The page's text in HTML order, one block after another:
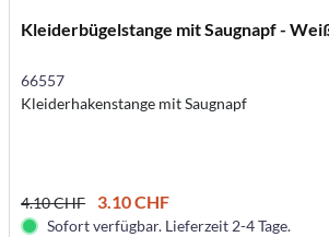
Kleiderbügelstange mit Saugnapf -
66557
Kleiderhakenstange mit Saugnapf
4.10 CHF 3.10 CHF
Sofort verfügbar. Lieferzeit 2-4 Tage.